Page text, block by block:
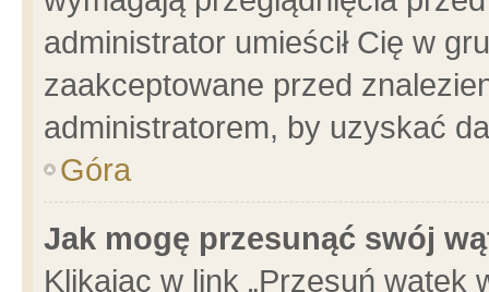
administrator umieścił Cię w
zaakceptowane przed
administratorem, by uzyskać
Góra
Jak mogę przesunąć swój
Klikając w link „Przesuń wątek